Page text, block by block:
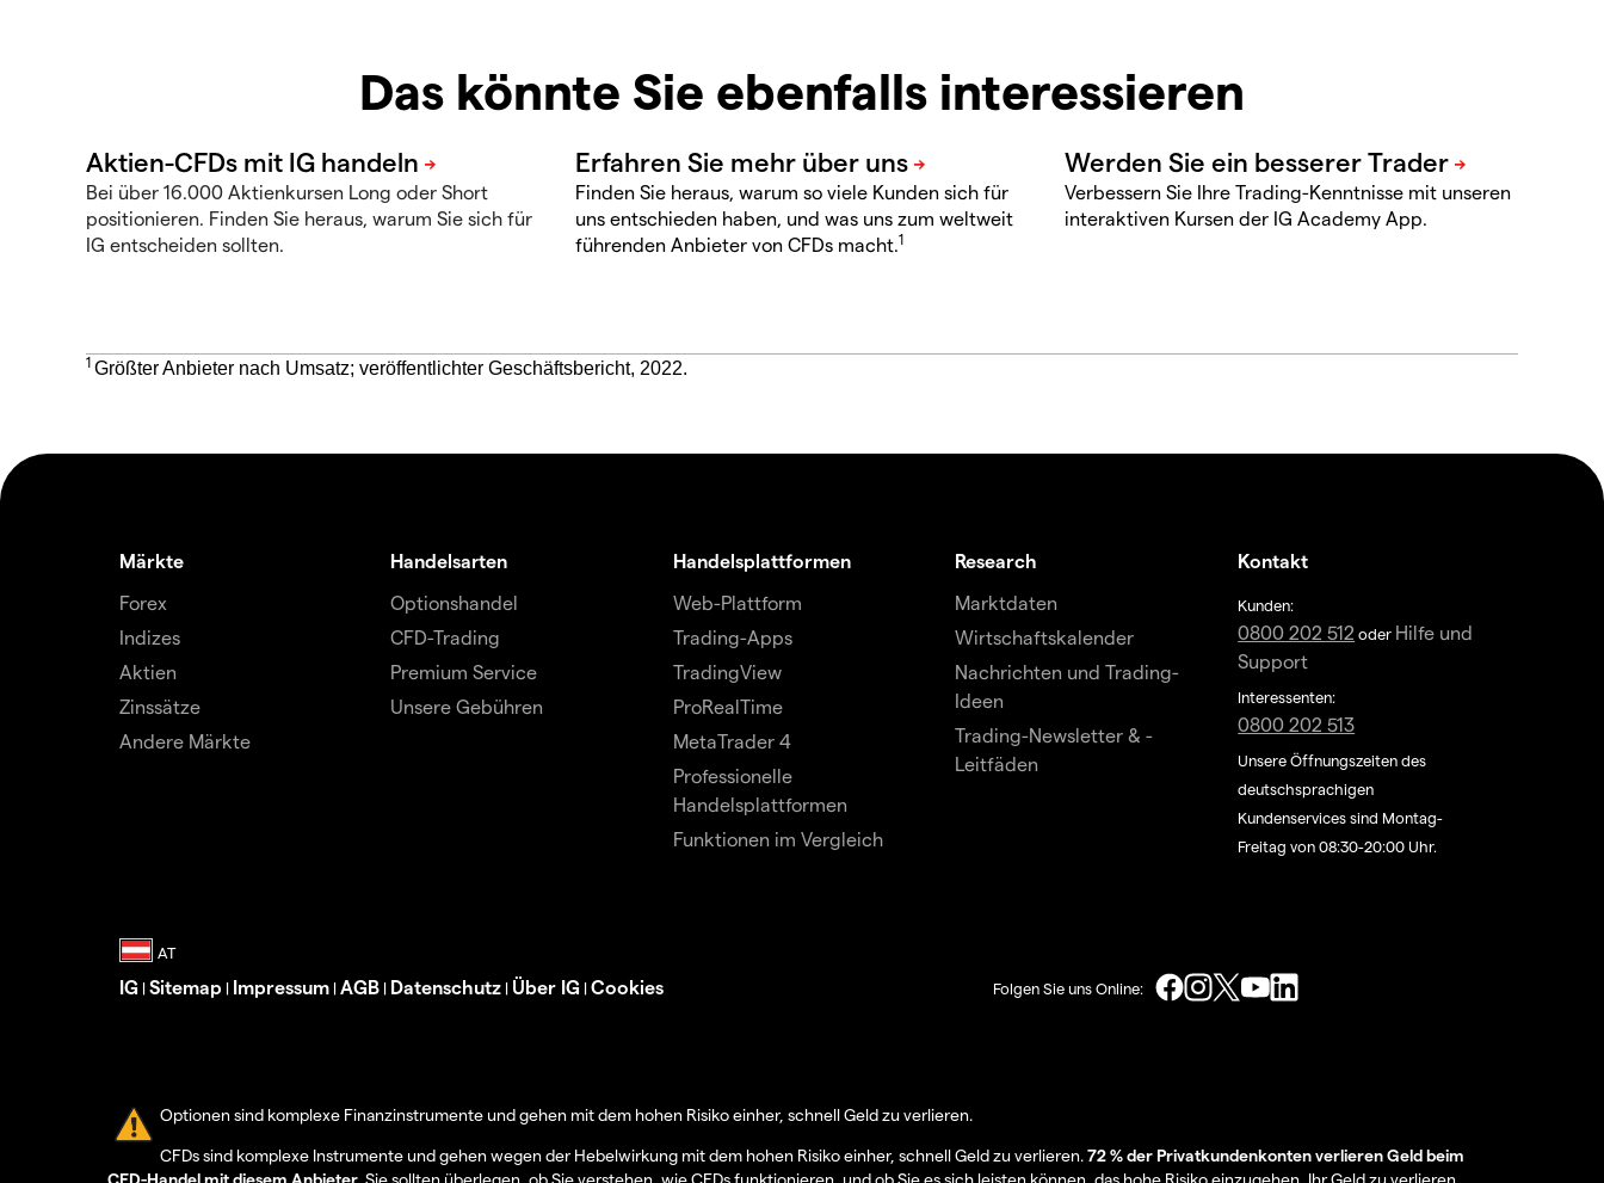
Das könnte Sie ebenfalls interessieren
Bei über 16.000 Aktienkursen Long oder Short
positionieren. Finden Sie heraus, warum Sie sich für
IG entscheiden sollten.
Finden Sie heraus, warum so viele Kunden sich für
uns entschieden haben, und was uns zum weltweit
führenden Anbieter von CFDs macht.1
Verbessern Sie Ihre Trading-Kenntnisse mit unseren
interaktiven Kursen der IG Academy App.
1 Größter Anbieter nach Umsatz; veröffentlichter Geschäftsbericht, 2022.
Märkte
Forex
Indizes
Aktien
Zinssätze
Andere Märkte
Handelsarten
Optionshandel
CFD-Trading
Premium Service
Unsere Gebühren
Handelsplattformen
Web-Plattform
Trading-Apps
TradingView
ProRealTime
MetaTrader 4
Professionelle
Handelsplattformen
Funktionen im Vergleich
Research
Marktdaten
Wirtschaftskalender
Nachrichten und Trading-
Ideen
Trading-Newsletter & -
Leitfäden
Kontakt
Kunden:
0800 202 512 oder Hilfe und
Support
Interessenten:
0800 202 513
Unsere Öffnungszeiten des
deutschsprachigen
Kundenservices sind Montag-
Freitag von 08:30-20:00 Uhr.
IG | Sitemap | Impressum | AGB | Datenschutz | Über IG | Cookies Folgen Sie uns Online:
Optionen sind komplexe Finanzinstrumente und gehen mit dem hohen Risiko einher, schnell Geld zu verlieren.
CFDs sind komplexe Instrumente und gehen wegen der Hebelwirkung mit dem hohen Risiko einher, schnell Geld zu verlieren.72 % der Privatkundenkonten verlieren Geld beim